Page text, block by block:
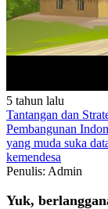
5 tahun lalu
Tantangan dan
Pembangunan
yang muda suka
kemendesa
Penulis: Admin
Yuk,